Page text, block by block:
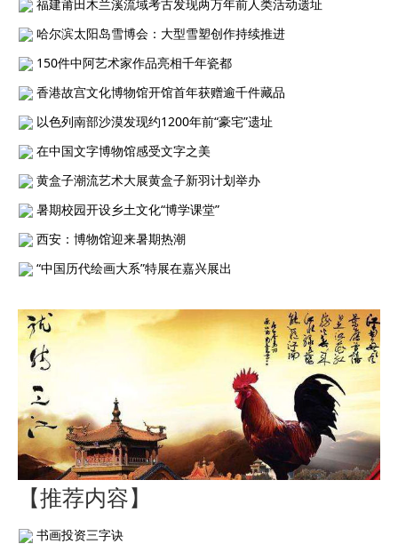
福建莆田木兰溪流域考古发现两万年前人类活动遗址
哈尔滨太阳岛雪博会：大型雪塑创作持续推进
150件中阿艺术家作品亮相千年瓷都
香港故宫文化博物馆开馆首年获赠逾千件藏品
以色列南部沙漠发现约1200年前“豪宅”遗址
在中国文字博物馆感受文字之美
黄盒子潮流艺术大展黄盒子新羽计划举办
暑期校园开设乡土文化“博学课堂”
西安：博物馆迎来暑期热潮
“中国历代绘画大系”特展在嘉兴展出
【推荐内容】
书画投资三字诀